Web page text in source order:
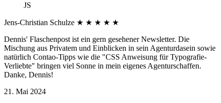
JS
Jens-Christian Schulze ★ ★ ★ ★ ★
Dennis' Flaschenpost ist ein gern gesehener Newsletter. Die
Mischung aus Privatem und Einblicken in sein Agenturdasein sowie
natürlich Contao-Tipps wie die "CSS Anweisung für Typografie-
Verliebte" bringen viel Sonne in mein eigenes Agenturschaffen.
Danke, Dennis!
21. Mai 2024